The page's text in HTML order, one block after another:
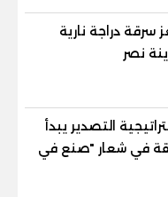
دراجة نارية
نصر
التصدير يبدأ
في شعار "صنع في